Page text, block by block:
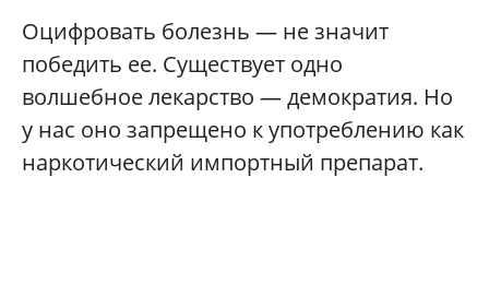
Оцифровать болезнь — не значит
победить ее. Существует одно
волшебное лекарство — демократия. Но
у нас оно запрещено к употреблению как
наркотический импортный препарат.